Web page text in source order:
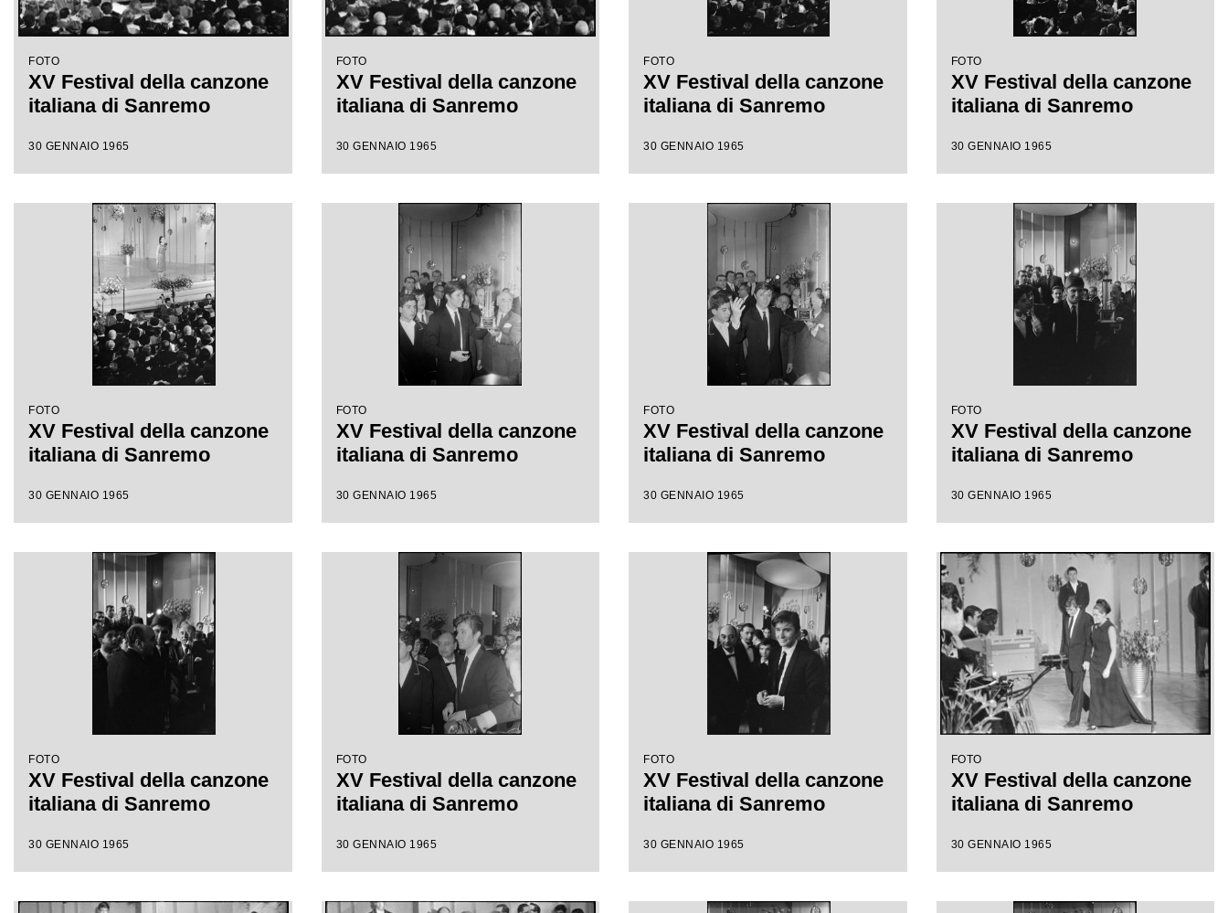
FOTO
XV Festival della canzone
italiana di Sanremo
30 GENNAIO 1965
FOTO
XV Festival della canzone
italiana di Sanremo
30 GENNAIO 1965
FOTO
XV Festival della canzone
italiana di Sanremo
30 GENNAIO 1965
FOTO
XV Festival della canzone
italiana di Sanremo
30 GENNAIO 1965
FOTO
XV Festival della canzone
italiana di Sanremo
30 GENNAIO 1965
FOTO
XV Festival della canzone
italiana di Sanremo
30 GENNAIO 1965
FOTO
XV Festival della canzone
italiana di Sanremo
30 GENNAIO 1965
FOTO
XV Festival della canzone
italiana di Sanremo
30 GENNAIO 1965
FOTO
XV Festival della canzone
italiana di Sanremo
30 GENNAIO 1965
FOTO
XV Festival della canzone
italiana di Sanremo
30 GENNAIO 1965
FOTO
XV Festival della canzone
italiana di Sanremo
30 GENNAIO 1965
FOTO
XV Festival della canzone
italiana di Sanremo
30 GENNAIO 1965